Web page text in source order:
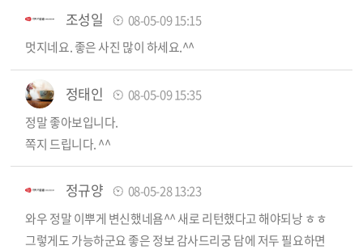
조성일
08-05-09 15:15
멋지네요. 좋은 사진 많이 하세요.^^
정태인
08-05-09 15:35
정말 좋아보입니다.
쪽지 드립니다. ^^
정규양
08-05-28 13:23
와우 정말 이뿌게 변신했네욤^^ 새로 리턴했다고 해야되낭 ㅎㅎ
그렇게도 가능하군요 좋은 정보 감사드리궁 담에 저두 필요하면